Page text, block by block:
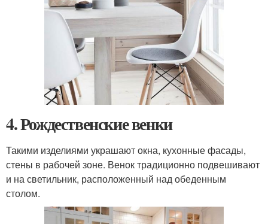
4. Рождественские венки
Такими изделиями украшают окна, кухонные фасады,
стены в рабочей зоне. Венок традиционно подвешивают
и на светильник, расположенный над обеденным
столом.